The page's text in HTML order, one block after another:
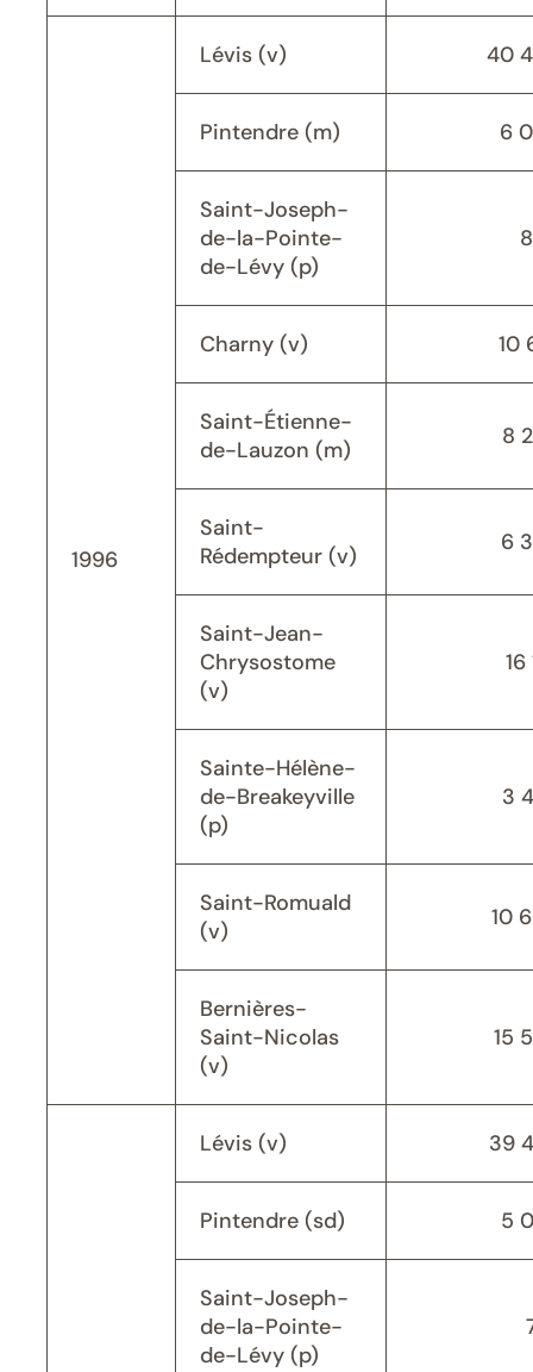
1996
Lévis (v) 40
Pintendre (m) 6
Saint-Joseph-
de-la-Pointe-
de-Lévy (p)
Charny (v) 10
Saint-Étienne-
de-Lauzon (m)
8
Saint-
Rédempteur (v)
6
Saint-Jean-
Chrysostome
(v)
16
Sainte-Hélène-
de-Breakeyville
(p)
3
Saint-Romuald
(v)
10
Bernières-
Saint-Nicolas
(v)
15
Lévis (v) 39
Pintendre (sd) 5
Saint-Joseph-
de-la-Pointe-
de-Lévy (p)